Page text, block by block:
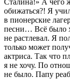
обижаться?! Я
в пионерские
песни… Всё было
не растлевал. Я
только может
актриса. Так что
я не хочу. По
не было. Папу